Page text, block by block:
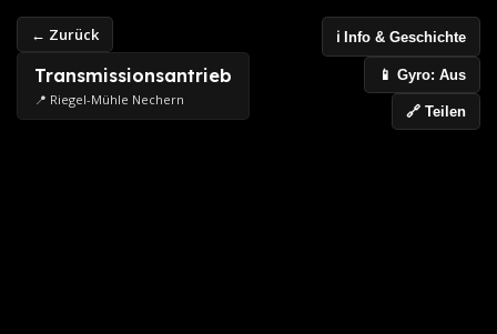
← Zurück
Transmissionsantrieb
📍 Riegel-Mühle Nechern
ℹ️ Info & Geschichte
📱 Gyro: Aus
🔗 Teilen